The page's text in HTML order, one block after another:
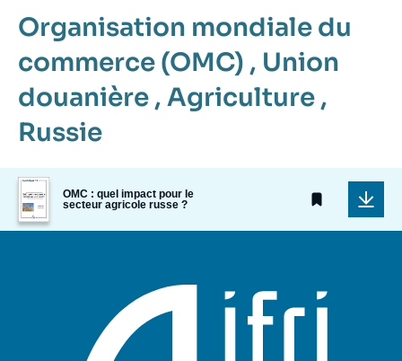
Organisation mondiale du
commerce (OMC) , Union
douanière , Agriculture ,
Russie
Image
de
couverture
de
OMC : quel impact pour le
secteur agricole russe ?